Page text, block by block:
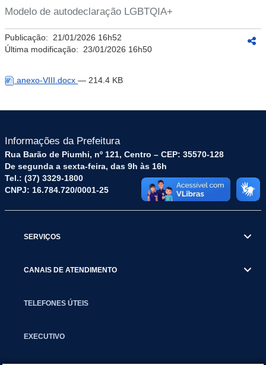
Modelo de autodeclaração LGBTQIA+
Publicação: 21/01/2026 16h52
Última modificação: 23/01/2026 16h50
anexo-VIII.docx — 214.4 KB
Informações da Prefeitura
Rua Barão de Piumhi, nº 121, Centro – CEP: 35570-128
De segunda a sexta-feira, das 9h às 16h
Tel.: (37) 3329-1800
CNPJ: 16.784.720/0001-25
SERVIÇOS
CANAIS DE ATENDIMENTO
TELEFONES ÚTEIS
EXECUTIVO